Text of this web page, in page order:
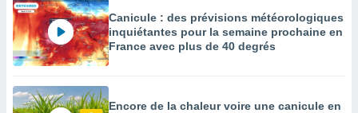
Canicule : des prévisions météorologiques
inquiétantes pour la semaine prochaine en
France avec plus de 40 degrés
Encore de la chaleur voire une canicule en